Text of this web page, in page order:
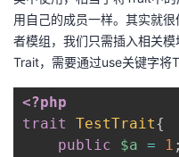
用自己的成员一样。其实就
者模组，我们只需插入相关
Trait，需要通过use关键字将
<?php
trait
TestTrait{
public
$a = 1 ;